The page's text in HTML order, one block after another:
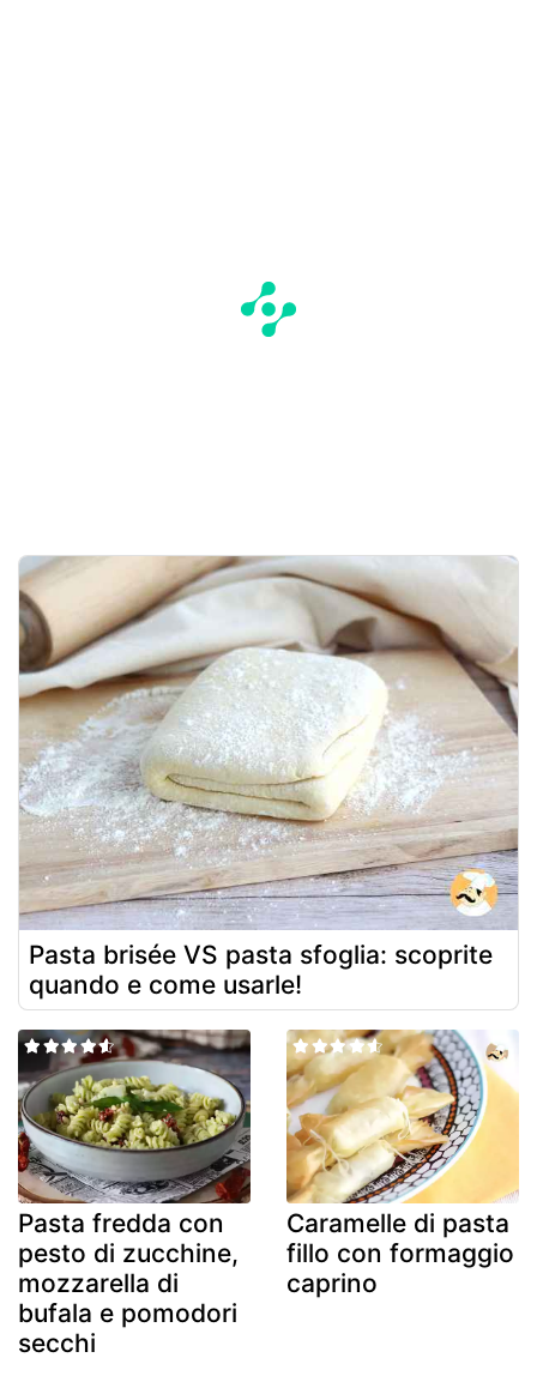
Pasta brisée VS pasta sfoglia: scoprite
quando e come usarle!
Pasta fredda con
pesto di zucchine,
mozzarella di
bufala e pomodori
secchi
Caramelle di pasta
fillo con formaggio
caprino